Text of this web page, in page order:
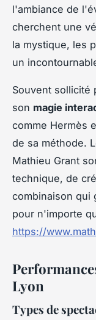
l'ambiance de
cherchent une
la mystique, les
un
Souvent sollicité
son magie
comme Hermès
de sa méthode.
Mathieu Grant
technique, de
combinaison qui
pour n'importe
https://
Lyon
Types de